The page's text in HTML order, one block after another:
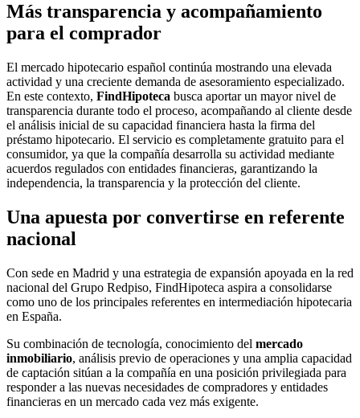
Más transparencia y acompañamiento
para el comprador
El mercado hipotecario español continúa mostrando una elevada
actividad y una creciente demanda de asesoramiento especializado.
En este contexto, FindHipoteca busca aportar un mayor nivel de
transparencia durante todo el proceso, acompañando al cliente desde
el análisis inicial de su capacidad financiera hasta la firma del
préstamo hipotecario. El servicio es completamente gratuito para el
consumidor, ya que la compañía desarrolla su actividad mediante
acuerdos regulados con entidades financieras, garantizando la
independencia, la transparencia y la protección del cliente.
Una apuesta por convertirse en referente
nacional
Con sede en Madrid y una estrategia de expansión apoyada en la red
nacional del Grupo Redpiso, FindHipoteca aspira a consolidarse
como uno de los principales referentes en intermediación hipotecaria
en España.
Su combinación de tecnología, conocimiento del mercado
inmobiliario, análisis previo de operaciones y una amplia capacidad
de captación sitúan a la compañía en una posición privilegiada para
responder a las nuevas necesidades de compradores y entidades
financieras en un mercado cada vez más exigente.